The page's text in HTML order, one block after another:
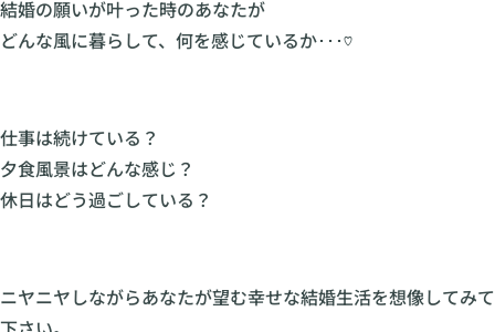
結婚の願いが叶った時のあなたが
どんな風に暮らして、何を感じているか･･･♡
仕事は続けている？
夕食風景はどんな感じ？
休日はどう過ごしている？
ニヤニヤしながらあなたが望む幸せな結婚生活を想像してみて